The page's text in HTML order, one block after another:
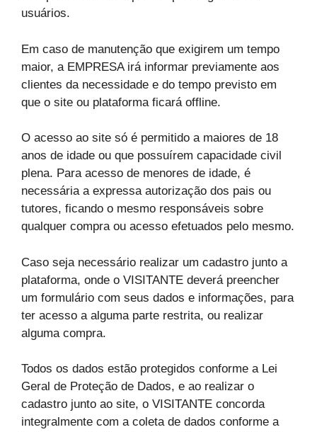
usuários.
Em caso de manutenção que exigirem um tempo
maior, a EMPRESA irá informar previamente aos
clientes da necessidade e do tempo previsto em
que o site ou plataforma ficará offline.
O acesso ao site só é permitido a maiores de 18
anos de idade ou que possuírem capacidade civil
plena. Para acesso de menores de idade, é
necessária a expressa autorização dos pais ou
tutores, ficando o mesmo responsáveis sobre
qualquer compra ou acesso efetuados pelo mesmo.
Caso seja necessário realizar um cadastro junto a
plataforma, onde o VISITANTE deverá preencher
um formulário com seus dados e informações, para
ter acesso a alguma parte restrita, ou realizar
alguma compra.
Todos os dados estão protegidos conforme a Lei
Geral de Proteção de Dados, e ao realizar o
cadastro junto ao site, o VISITANTE concorda
integralmente com a coleta de dados conforme a